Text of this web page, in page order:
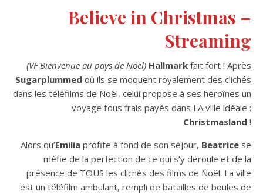
Believe in Christmas –
Streaming
(VF Bienvenue au pays de Noël) Hallmark fait fort ! Après
Sugarplummed où ils se moquent royalement des clichés
dans les téléfilms de Noël, celui propose à ses héroïnes un
voyage tous frais payés dans LA ville idéale :
Christmasland !
Alors qu’Emilia profite à fond de son séjour, Beatrice se
méfie de la perfection de ce qui s’y déroule et de la
présence de TOUS les clichés des films de Noël. La ville
est un téléfilm ambulant, rempli de batailles de boules de